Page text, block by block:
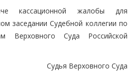
кассационной жалобы для
заседании Судебной коллегии по
Верховного Суда Российской
Судья Верховного Суда